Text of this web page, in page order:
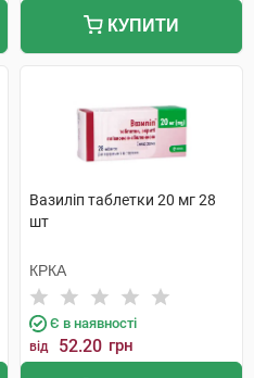
КУПИТИ
Вазиліп таблетки 20 мг 28
шт
КРКА
Є в наявності
від 52.20 грн